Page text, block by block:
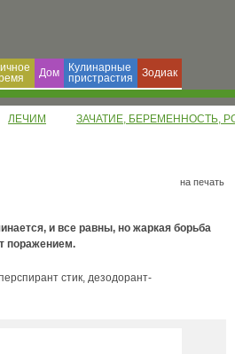
Дом
Кулинарные
пристрастия
Зодиак
ЛЕЧИМ ЗАЧАТИЕ, БЕРЕМЕННОСТЬ,
на печать
и все равны, но жаркая борьба
поражением.
стик, дезодорант-